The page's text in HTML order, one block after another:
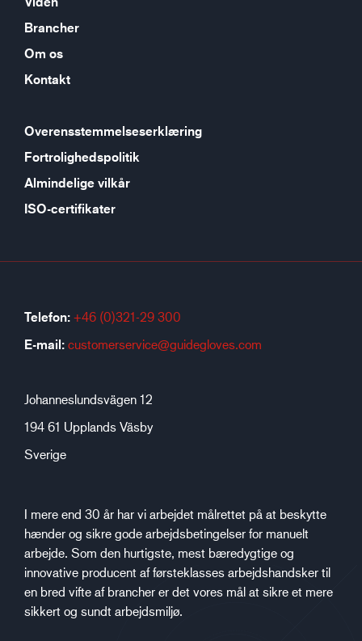
Brancher
Om os
Kontakt
Overensstemmelseserklæring
Fortrolighedspolitik
Almindelige vilkår
ISO-certifikater
Telefon: +46 (0)321-29 300
E-mail: customerservice@guidegloves.com
Johanneslundsvägen 12
194 61 Upplands Väsby
Sverige
I mere end 30 år har vi arbejdet målrettet på at beskytte
hænder og sikre gode arbejdsbetingelser for manuelt
arbejde. Som den hurtigste, mest bæredygtige og
innovative producent af førsteklasses arbejdshandsker til
en bred vifte af brancher er det vores mål at sikre et mere
sikkert og sundt arbejdsmiljø.